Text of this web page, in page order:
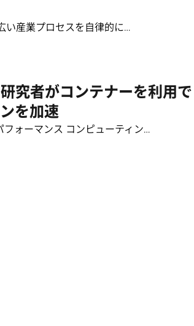
い産業プロセスを自律的に…
究者がコンテナーを利用で
を加速
フォーマンス コンピューティン…